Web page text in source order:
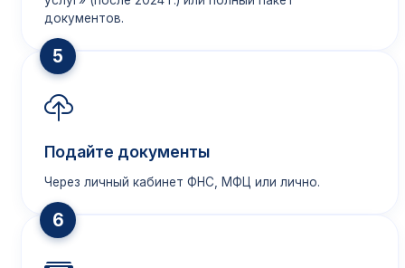
документов.
5
Подайте документы
Через личный кабинет ФНС, МФЦ или лично.
6